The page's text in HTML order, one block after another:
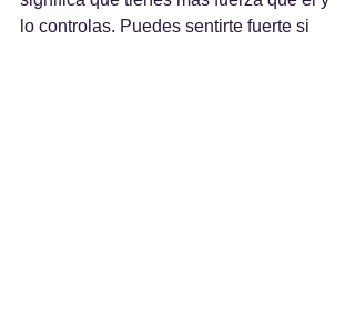
lo controlas. Puedes sentirte fuerte si